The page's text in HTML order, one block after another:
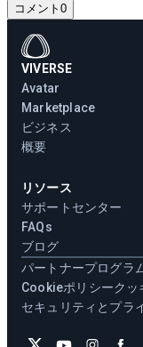
コメント 0
VIVERSE
Avatar
Marketplace
ビジネス
概要
リソース
サポートセンター
FAQs
ブログ
パートナープログラ
Cookieポリシークッ
セキュリティとプラ